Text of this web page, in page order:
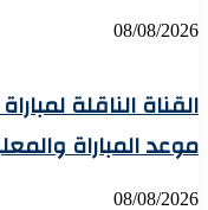
08/08/2026
القناة الناقلة
موعد المباراة
08/08/2026